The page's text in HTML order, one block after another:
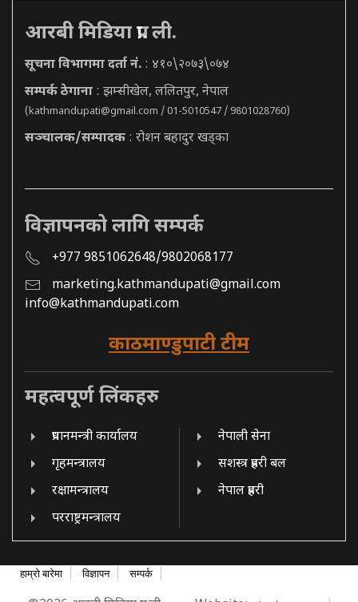
आरबी मिडिया प्रा. ली.
सूचना विभागमा दर्ता नं. : ४१०\२०७३\०७४
सम्पर्क ठेगाना : झम्सीखेल, ललितपुर, नेपाल
(kathmandupati@gmail.com / 01-5010547 / 9801028760)
सञ्चालक/सम्पादक : रोशन बहादुर खड्का
विज्ञापनको लागि सम्पर्क
+977 9851062648/9802068177
marketing.kathmandupati@gmail.com
info@kathmandupati.com
काठमाण्डुपाटी टीम
महत्वपूर्ण लिंकहरु
प्रधानमन्त्री कार्यालय
गृहमन्त्रालय
रक्षामन्त्रालय
परराष्ट्रमन्त्रालय
नेपाली सेना
सशस्त्र प्रहरी बल
नेपाल प्रहरी
हाम्रो बारेमा विज्ञापन सम्पर्क